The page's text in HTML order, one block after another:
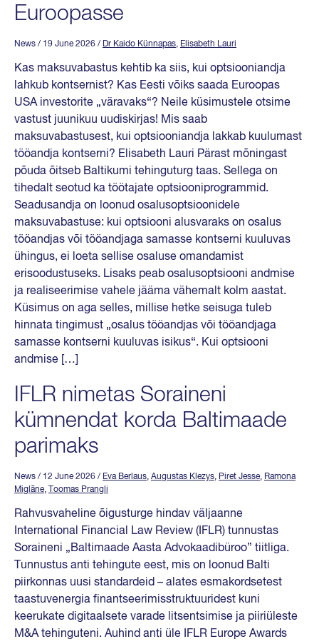
Euroopasse
News / 19 June 2026 / Dr Kaido Künnapas, Elisabeth Lauri
Kas maksuvabastus kehtib ka siis, kui optsiooniandja
lahkub kontsernist? Kas Eesti võiks saada Euroopas
USA investorite „väravaks“? Neile küsimustele otsime
vastust juunikuu uudiskirjas! Mis saab
maksuvabastusest, kui optsiooniandja lakkab kuulumast
tööandja kontserni? Elisabeth Lauri Pärast mõningast
põuda õitseb Baltikumi tehinguturg taas. Sellega on
tihedalt seotud ka töötajate optsiooniprogrammid.
Seadusandja on loonud osalusoptsioonidele
maksuvabastuse: kui optsiooni alusvaraks on osalus
tööandjas või tööandjaga samasse kontserni kuuluvas
ühingus, ei loeta sellise osaluse omandamist
erisoodustuseks. Lisaks peab osalusoptsiooni andmise
ja realiseerimise vahele jääma vähemalt kolm aastat.
Küsimus on aga selles, millise hetke seisuga tuleb
hinnata tingimust „osalus tööandjas või tööandjaga
samasse kontserni kuuluvas isikus“. Kui optsiooni
andmise […]
IFLR nimetas Soraineni
kümnendat korda Baltimaade
parimaks
News / 12 June 2026 / Eva Berlaus, Augustas Klezys, Piret Jesse, Ramona
Miglāne, Toomas Prangli
Rahvusvaheline õigusturge hindav väljaanne
International Financial Law Review (IFLR) tunnustas
Soraineni „Baltimaade Aasta Advokaadibüroo” tiitliga.
Tunnustus anti tehingute eest, mis on loonud Balti
piirkonnas uusi standardeid – alates esmakordsetest
taastuvenergia finantseerimisstruktuuridest kuni
keerukate digitaalsete varade litsentsimise ja piiriüleste
M&A tehinguteni. Auhind anti üle IFLR Europe Awards